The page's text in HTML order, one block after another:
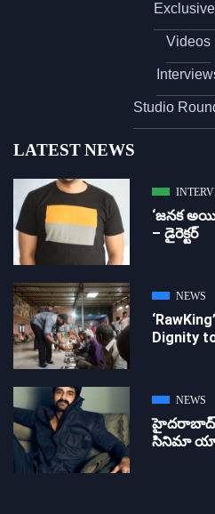
Videos
Studio
LATEST NEWS
‘జ‌న‌క
– డైరెక్ట‌ర్
NEWS
Dignity
NEWS
హైదరాబాద్
సినిమా